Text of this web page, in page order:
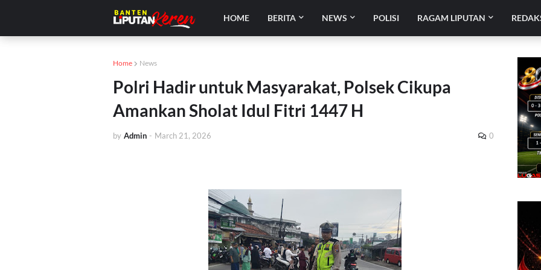
HOME BERITA NEWS POLISI RAGAM LIPUTAN
Home News
Polri Hadir untuk Masyarakat, Polsek Cikupa
Amankan Sholat Idul Fitri 1447 H
by Admin - March 21, 2026 0